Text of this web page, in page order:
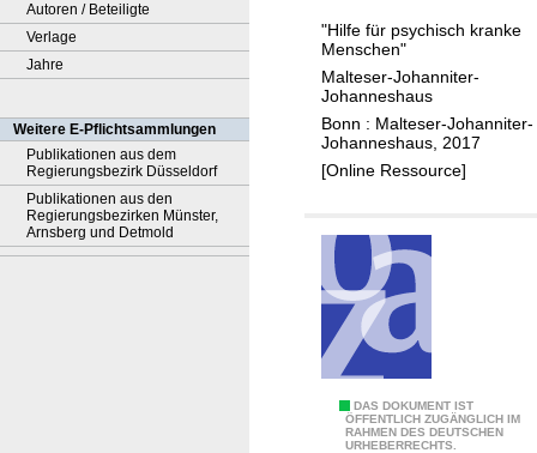
Autoren / Beteiligte
Verlage
Jahre
Weitere E-Pflichtsammlungen
Publikationen aus dem
Regierungsbezirk Düsseldorf
Publikationen aus den
Regierungsbezirken Münster,
Arnsberg und Detmold
r
e
M
a
l
t
s
r
J
"Hilfe für psychisch kranke
Menschen"
Malteser-Johanniter-
Johanneshaus
Bonn : Malteser-Johanniter-
Johanneshaus, 2017
[Online Ressource]
DAS DOKUMENT IST
ÖFFENTLICH ZUGÄNGLICH IM
RAHMEN DES DEUTSCHEN
URHEBERRECHTS.